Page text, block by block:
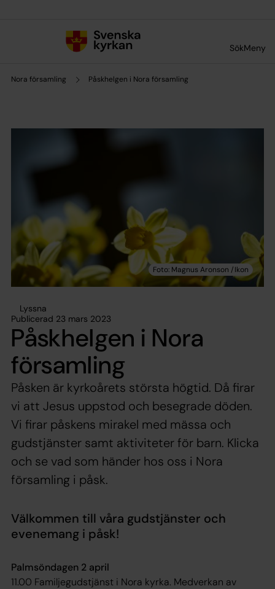
SökMeny
Nora församling Påskhelgen i Nora församling
Lyssna
Publicerad 23 mars 2023
Påskhelgen i Nora
församling
Påsken är kyrkoårets största högtid. Då firar
vi att Jesus uppstod och besegrade döden.
Vi firar påskens mirakel med mässa och
gudstjänster samt aktiviteter för barn. Klicka
och se vad som händer hos oss i Nora
församling i påsk.
Välkommen till våra gudstjänster och
evenemang i påsk!
Palmsöndagen 2 april
11.00 Familjegudstjänst i Nora kyrka. Medverkan av